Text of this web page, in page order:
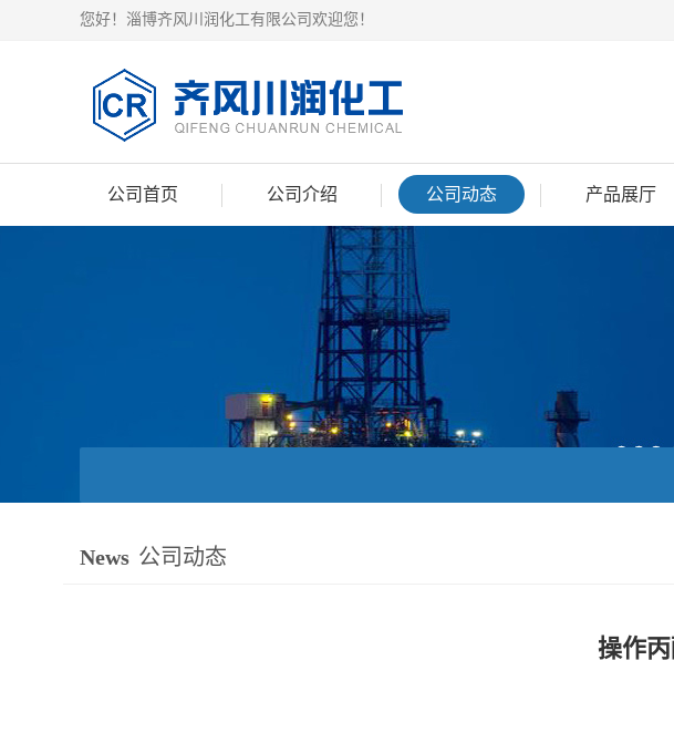
您好！淄博齐风川润化工有限公司欢迎您！
公司首页 公司介绍 公司动态 产品展厅
News 公司动态
操作